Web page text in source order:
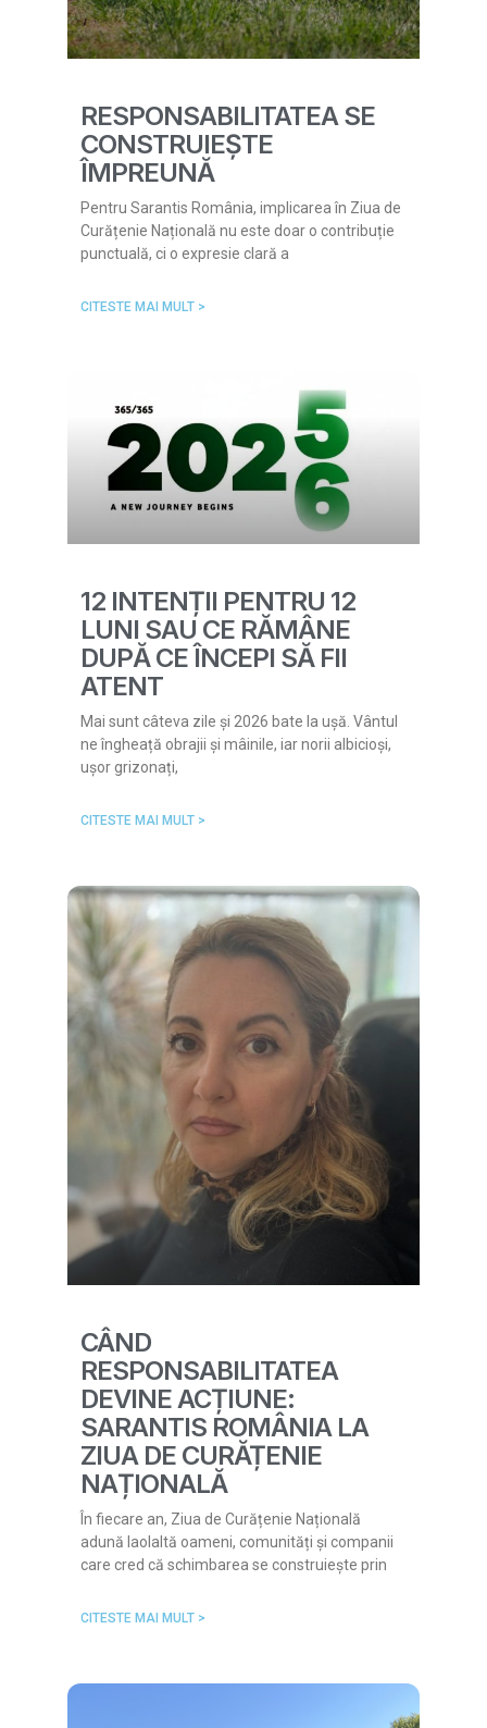
RESPONSABILITATEA SE
CONSTRUIEȘTE
ÎMPREUNĂ
Pentru Sarantis România, implicarea în Ziua de
Curățenie Națională nu este doar o contribuție
punctuală, ci o expresie clară a
CITESTE MAI MULT >
12 INTENȚII PENTRU 12
LUNI SAU CE RĂMÂNE
DUPĂ CE ÎNCEPI SĂ FII
ATENT
Mai sunt câteva zile și 2026 bate la ușă. Vântul
ne îngheață obrajii și mâinile, iar norii albicioși,
ușor grizonați,
CITESTE MAI MULT >
CÂND
RESPONSABILITATEA
DEVINE ACȚIUNE:
SARANTIS ROMÂNIA LA
ZIUA DE CURĂȚENIE
NAȚIONALĂ
În fiecare an, Ziua de Curățenie Națională
adună laolaltă oameni, comunități și companii
care cred că schimbarea se construiește prin
CITESTE MAI MULT >